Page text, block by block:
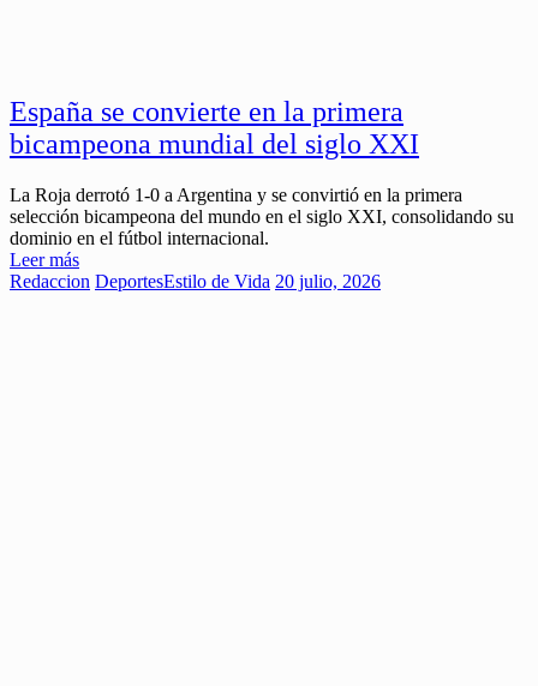
España se convierte en la primera
bicampeona mundial del siglo XXI
La Roja derrotó 1-0 a Argentina y se convirtió en la primera
selección bicampeona del mundo en el siglo XXI, consolidando su
dominio en el fútbol internacional.
Leer más
Redaccion DeportesEstilo de Vida 20 julio, 2026